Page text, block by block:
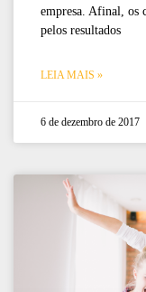
empresa. Afinal, os
pelos resultados
LEIA MAIS »
6 de dezembro de 2017